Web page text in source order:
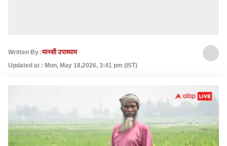
Written By :मानसी उपाध्याय
Updated at : Mon, May 18,2026, 3:41 pm (IST)